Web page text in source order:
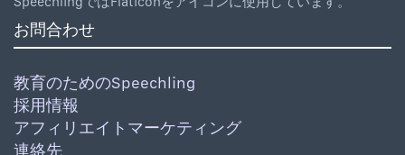
お問合わせ
教育のためのSpeechling
採用情報
アフィリエイトマーケティング
連絡先